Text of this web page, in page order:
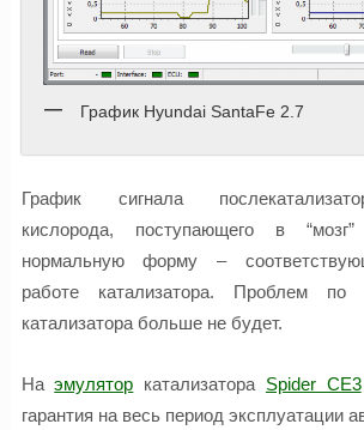
График Hyundai SantaFe 2.7
График сигнала
кислорода, поступающего в
нормальную форму –
работе катализатора. Проблем по
катализатора больше не будет.
Наэмулятор катализатора Spider CE3
гарантия на весь период эксплуатации